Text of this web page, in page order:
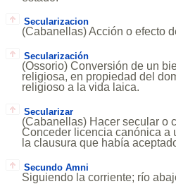
Secularizacion
(Cabanellas) Acción o efecto
Secularización
(Ossorio) Conversión de un
religiosa, en propiedad del
religioso a la vida laica.
Secularizar
(Cabanellas) Hacer secular o
Conceder licencia canónica a
la clausura que había
Secundo Amni
Siguiendo la corriente; río